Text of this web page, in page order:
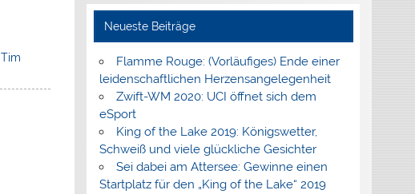
Tim
Neueste Beiträge
Flamme Rouge: (Vorläufiges) Ende einer
leidenschaftlichen Herzensangelegenheit
Zwift-WM 2020: UCI öffnet sich dem
eSport
King of the Lake 2019: Königswetter,
Schweiß und viele glückliche Gesichter
Sei dabei am Attersee: Gewinne einen
Startplatz für den „King of the Lake“ 2019